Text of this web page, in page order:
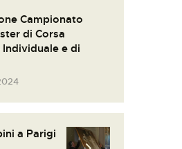
Campionato
di Corsa
e di
a Parigi